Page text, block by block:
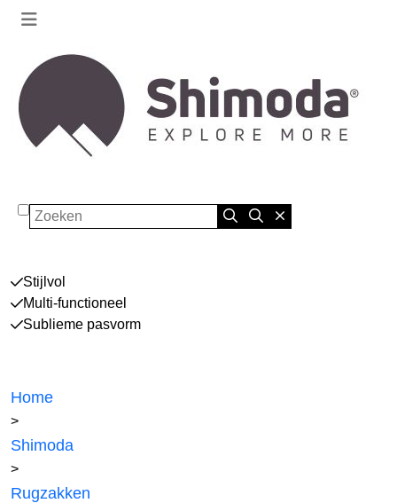
Zoeken
Stijlvol
Multi-functioneel
Sublieme pasvorm
Home
>
Shimoda
>
Rugzakken